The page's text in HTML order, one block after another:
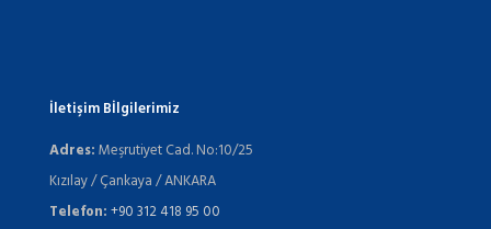
İletişim Bİlgilerimiz
Adres:Meşrutiyet Cad. No:10/25
Kızılay / Çankaya / ANKARA
Telefon:+90 312 418 95 00